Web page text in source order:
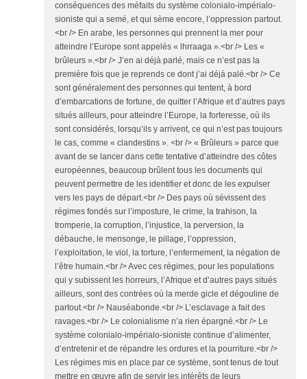
conséquences des méfaits du système colonialo-impérialo-
sioniste qui a semé, et qui sème encore, l’oppression partout.
<br /> En arabe, les personnes qui prennent la mer pour
atteindre l’Europe sont appelés « lhrraaga ».<br /> Les «
brûleurs ».<br /> J’en ai déjà parlé, mais ce n’est pas la
première fois que je reprends ce dont j’ai déjà palé.<br /> Ce
sont généralement des personnes qui tentent, à bord
d’embarcations de fortune, de quitter l’Afrique et d’autres pays
situés ailleurs, pour atteindre l’Europe, la forteresse, où ils
sont considérés, lorsqu’ils y arrivent, ce qui n’est pas toujours
le cas, comme « clandestins ». <br /> « Brûleurs » parce que
avant de se lancer dans cette tentative d’atteindre des côtes
européennes, beaucoup brûlent tous les documents qui
peuvent permettre de les identifier et donc de les expulser
vers les pays de départ.<br /> Des pays où sévissent des
régimes fondés sur l’imposture, le crime, la trahison, la
tromperie, la corruption, l’injustice, la perversion, la
débauche, le mensonge, le pillage, l’oppression,
l’exploitation, le viol, la torture, l’enfermement, la négation de
l’être humain.<br /> Avec ces régimes, pour les populations
qui y subissent les horreurs, l’Afrique et d’autres pays situés
ailleurs, sont des contrées où la merde gicle et dégouline de
partout.<br /> Nauséabonde.<br /> L’esclavage a fait des
ravages.<br /> Le colonialisme n’a rien épargné.<br /> Le
système colonialo-impérialo-sioniste continue d’alimenter,
d’entretenir et de répandre les ordures et la pourriture.<br />
Les régimes mis en place par ce système, sont tenus de tout
mettre en œuvre afin de servir les intérêts de leurs